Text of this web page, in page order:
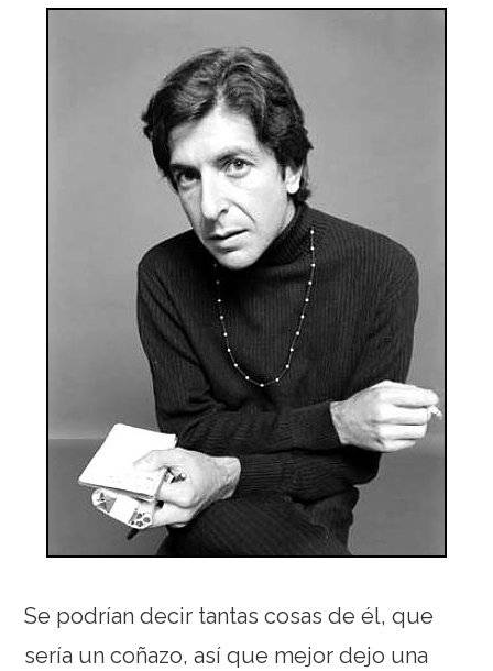
Se podrían decir tantas cosas de él, que
sería un coñazo, así que mejor dejo una